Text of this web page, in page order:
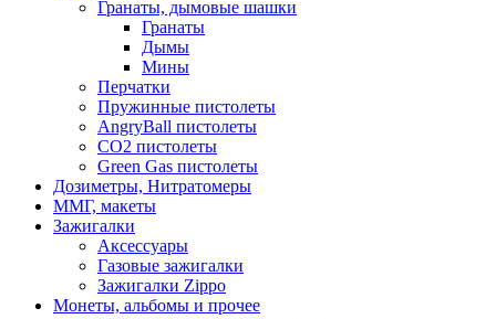
Гранаты, дымовые шашки
Гранаты
Дымы
Мины
Перчатки
Пружинные пистолеты
AngryBall пистолеты
CO2 пистолеты
Green Gas пистолеты
Дозиметры, Нитратомеры
ММГ, макеты
Зажигалки
Аксессуары
Газовые зажигалки
Зажигалки Zippo
Монеты, альбомы и прочее